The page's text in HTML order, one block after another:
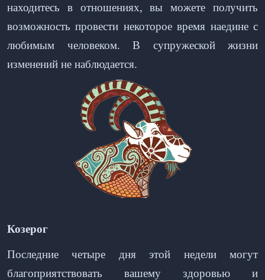
находитесь в отношениях, вы можете получить
возможность провести некоторое время наедине с
любимым человеком. В супружеской жизни
изменений не наблюдается.
Козерог
Последние четыре дня этой недели могут
благоприятствовать вашему здоровью и